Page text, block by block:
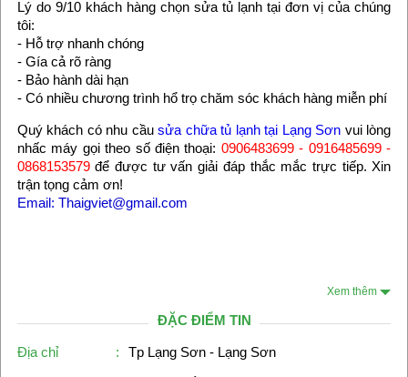
Lý do 9/10 khách hàng chọn sửa tủ lạnh tại đơn vị của chúng
tôi:
- Hỗ trợ nhanh chóng
- Gía cả rõ ràng
- Bảo hành dài hạn
- Có nhiều chương trình hổ trọ chăm sóc khách hàng miễn phí
Quý khách có nhu cầusửa chữa tủ lạnh tại Lạng Sơn vui lòng
nhấc máy gọi theo số điện thoại: 0906483699 - 0916485699 -
0868153579để được tư vấn giải đáp thắc mắc trực tiếp. Xin
trận tọng cảm ơn!
Email: Thaigviet@gmail.com
Xem thêm
ĐẶC ĐIỂM TIN
Địa chỉ :
Tp Lạng Sơn - Lạng Sơn